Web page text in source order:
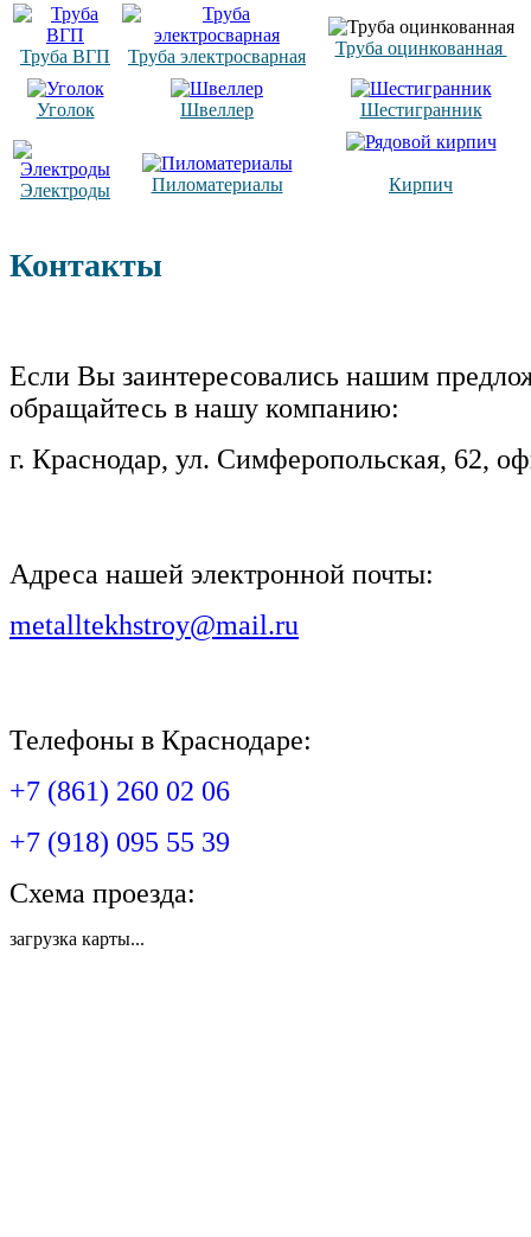
Труба ВГП Труба электросварная Труба оцинкованная
Уголок Швеллер Шестигранник
Электроды Пиломатериалы Кирпич
Контакты
Если Вы заинтересовались нашим
обращайтесь в нашу компанию:
г. Краснодар, ул. Симферопольская, 62,
Адреса нашей электронной почты:
metalltekhstroy@mail.ru
Телефоны в Краснодаре:
+7 (861) 260 02 06
+7 (918) 095 55 39
Схема проезда:
загрузка карты...